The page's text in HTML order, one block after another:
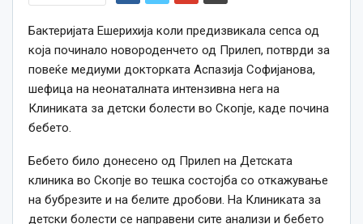
Бактеријата Ешерихија коли предизвикала сепса од
која починало новороденчето од Прилеп, потврди за
повеќе медиуми докторката Аспазија Софијанова,
шефица на неонаталната интензивна нега на
Клиниката за детски болести во Скопје, каде почина
бебето.
Бебето било донесено од Прилеп на Детската
клиника во Скопје во тешка состојба со откажување
на бубрезите и на белите дробови. На Клиниката за
детски болести се направени сите анализи и бебето